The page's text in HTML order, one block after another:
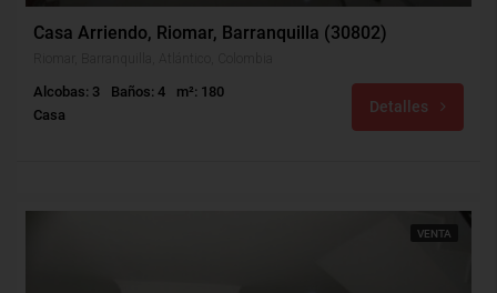
Casa Arriendo, Riomar, Barranquilla (30802)
Alcobas: 3 Baños: 4
m²: 180
Casa
Detalles
VENTA